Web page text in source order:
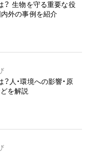
？ 生物を守る重要な役
内外の事例を紹介
人・環境への影響・原
を解説